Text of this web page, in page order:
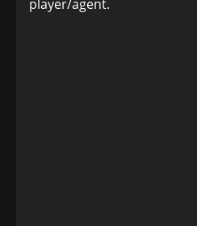
player/agent.